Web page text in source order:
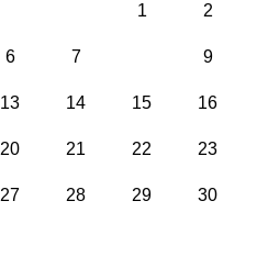
1 2
6 7 9
13 14 15 16
20 21 22 23
27 28 29 30